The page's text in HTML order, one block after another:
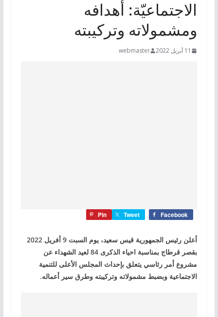
الاجتماعيّة: أهدافه
ومشمولاته وتركيبته
11 أبريل 2022 webmaster
Facebook
Tweet
Pin
أعلن رئيس الجمهورية قيس سعيد، يوم السبت 9 أفريل 2022
بقصر قرطاج بمناسبة احياء الذكرى 84 لعيد الشهداء عن
مشروع أمر رئاسي يتعلق بإحداث المجلس الأعلى للتنمية
الاجتماعية وبضبط مشمولاته وتركيبته وطرق سير أعماله.